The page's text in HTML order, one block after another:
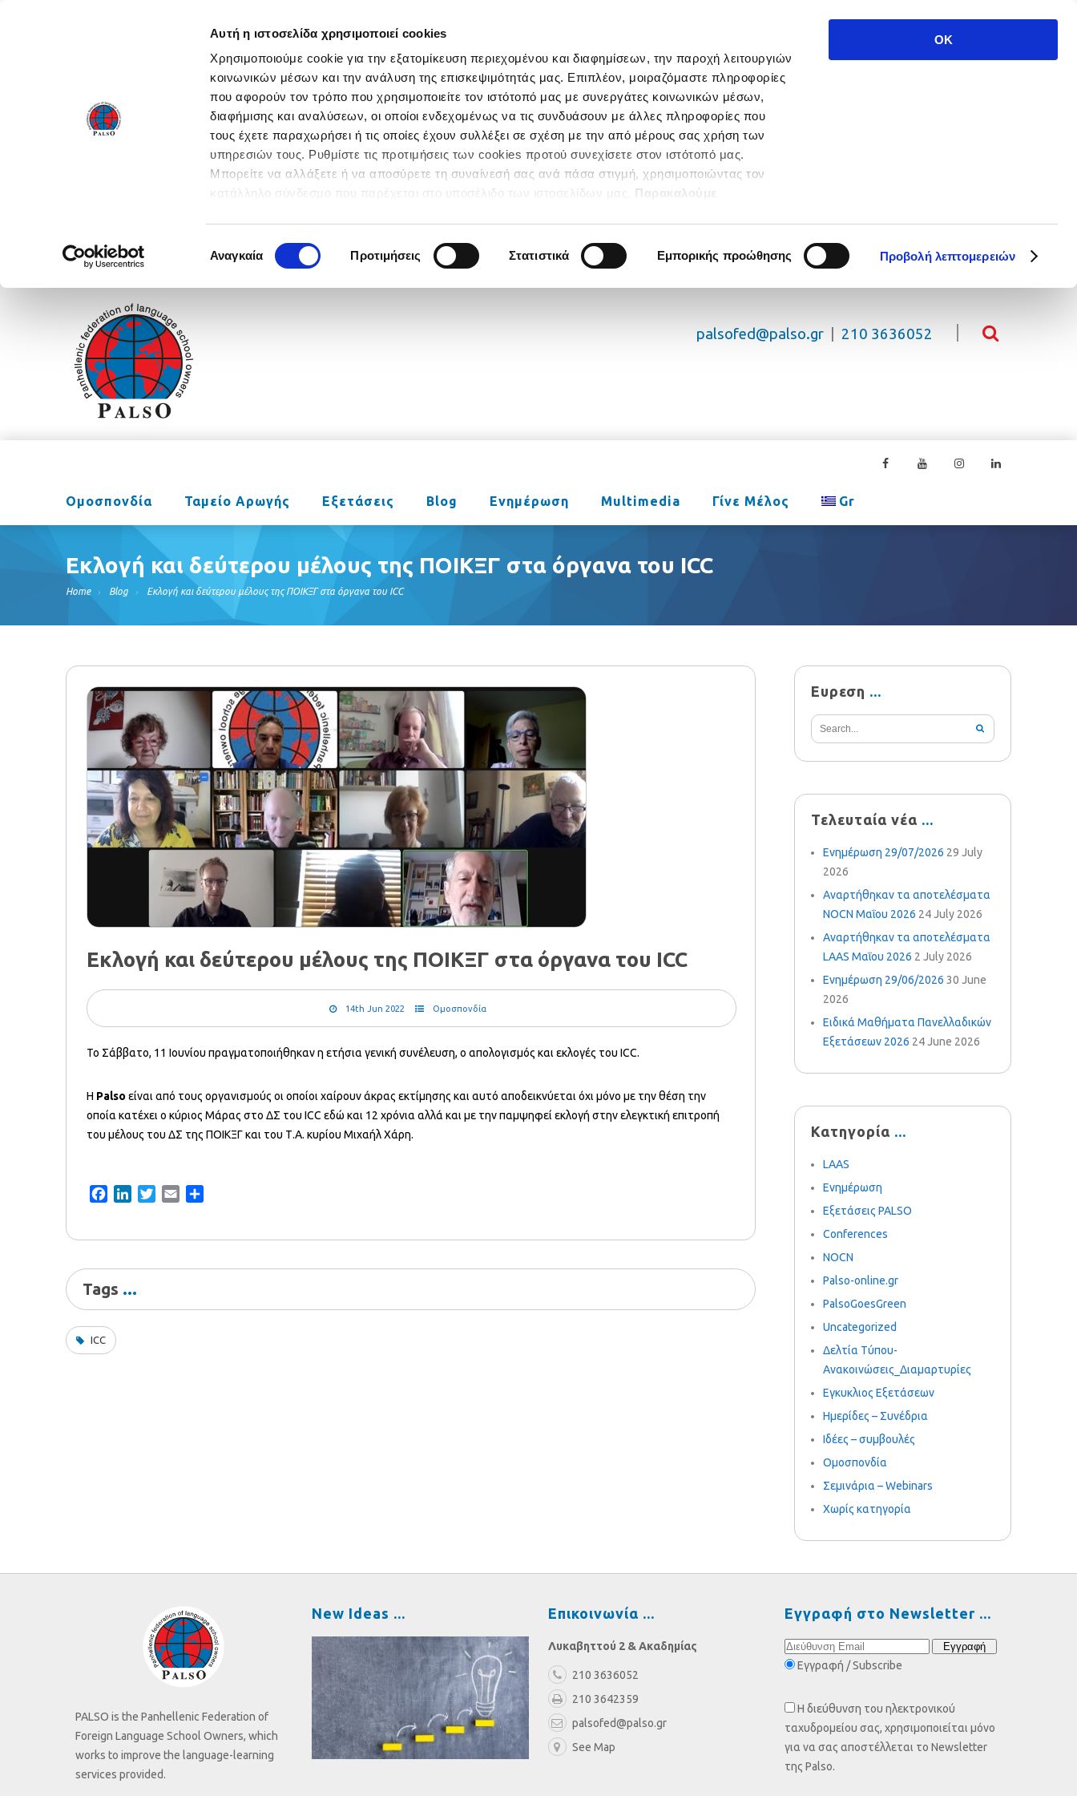
Αυτή η ιστοσελίδα χρησιμοποιεί cookies
Χρησιμοποιούμε cookie για την εξατομίκευση περιεχομένου και διαφημίσεων, την παροχή λειτουργιών
κοινωνικών μέσων και την ανάλυση της επισκεψιμότητάς μας. Επιπλέον, μοιραζόμαστε πληροφορίες
που αφορούν τον τρόπο που χρησιμοποιείτε τον ιστότοπό μας με συνεργάτες κοινωνικών μέσων,
διαφήμισης και αναλύσεων, οι οποίοι ενδεχομένως να τις συνδυάσουν με άλλες πληροφορίες που
τους έχετε παραχωρήσει ή τις οποίες έχουν συλλέξει σε σχέση με την από μέρους σας χρήση των
υπηρεσιών τους. Ρυθμίστε τις προτιμήσεις των cookies προτού συνεχίσετε στον ιστότοπό μας.
Μπορείτε να αλλάξετε ή να αποσύρετε τη συναίνεσή σας ανά πάσα στιγμή, χρησιμοποιώντας τον
κατάλληλο σύνδεσμο που παρέχεται στο υποσέλιδο των ιστοσελίδων μας. Παρακαλούμε
συγκατάθεσης
Αναγκαία Προτιμήσεις Στατιστικά Εμπορικής προώθησης Προβολή λεπτομερειών
OK
palsofed@palso.gr 210 3636052
Ομοσπονδία Ταμείο Αρωγής Εξετάσεις Blog Ενημέρωση Multimedia Γίνε Μέλος Gr
Εκλογή και δεύτερου μέλους της ΠΟΙΚΞΓ στα όργανα του ICC
Home Blog Εκλογή και δεύτερου μέλους της ΠΟΙΚΞΓ στα όργανα του ICC
Εκλογή και δεύτερου μέλους της ΠΟΙΚΞΓ στα όργανα του ICC
14th Jun 2022 Ομοσπονδία
Το Σάββατο, 11 Ιουνίου πραγματοποιήθηκαν η ετήσια γενική συνέλευση, ο απολογισμός και εκλογές του ICC.
Η Palso είναι από τους οργανισμούς οι οποίοι χαίρουν άκρας εκτίμησης και αυτό αποδεικνύεται όχι μόνο με την θέση την
οποία κατέχει ο κύριος Μάρας στο ΔΣ του ICC εδώ και 12 χρόνια αλλά και με την παμψηφεί εκλογή στην ελεγκτική επιτροπή
του μέλους του ΔΣ της ΠΟΙΚΞΓ και του Τ.Α. κυρίου Μιχαήλ Χάρη.
FacebookLinkedInTwitterEmail
Tags
ICC
Ευρεση
Τελευταία νέα
Ενημέρωση 29/07/2026 29 July
2026
Αναρτήθηκαν τα αποτελέσματα
NOCN Μαΐου 2026 24 July 2026
Αναρτήθηκαν τα αποτελέσματα
LAAS Μαΐου 2026 2 July 2026
Ενημέρωση 29/06/2026 30 June
2026
Ειδικά Μαθήματα Πανελλαδικών
Εξετάσεων 2026 24 June 2026
Κατηγορία
LAAS
Ενημέρωση
Εξετάσεις PALSO
Conferences
NOCN
Palso-online.gr
PalsoGoesGreen
Uncategorized
Δελτία Τύπου-
Ανακοινώσεις_Διαμαρτυρίες
Εγκυκλιος Εξετάσεων
Ημερίδες – Συνέδρια
Ιδέες – συμβουλές
Ομοσπονδία
Σεμινάρια – Webinars
Χωρίς κατηγορία
PALSO is the Panhellenic Federation of
Foreign Language School Owners, which
works to improve the language-learning
services provided.
New Ideas Επικοινωνία
Λυκαβηττού 2 & Ακαδημίας
210 3636052
210 3642359
palsofed@palso.gr
See Map
Εγγραφή στο Newsletter
Εγγραφή / Subscribe
Η διεύθυνση του ηλεκτρονικού
ταχυδρομείου σας, χρησιμοποιείται μόνο
για να σας αποστέλλεται το Newsletter
της Palso.